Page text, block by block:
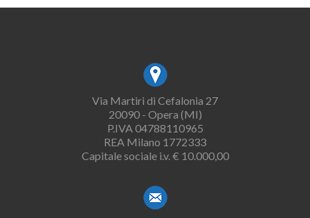
Via Martiri di Cefalonia 27
20090 - Opera (MI)
P.IVA 04788110965
REA Milano 1772333
Capitale sociale i.v. € 10.000,00